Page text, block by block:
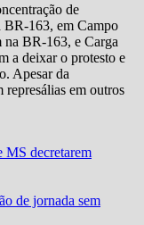
de
BR-163, em Campo
BR-163, e Carga
a deixar o protesto e
Apesar da
represálias em outros
MS decretarem
de jornada sem